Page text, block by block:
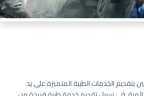
بتقديم الخدمات الطبية المتميزة على يد